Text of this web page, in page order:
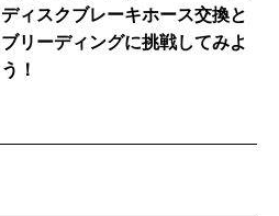
ディスクブレーキホース交換と
ブリーディングに挑戦してみよ
う！